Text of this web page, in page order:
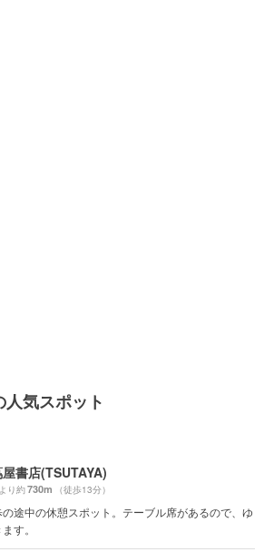
気スポット
書店(TSUTAYA)
り約730m （徒歩13分）
途中の休憩スポット。テーブル席があるので、ゆ
す。